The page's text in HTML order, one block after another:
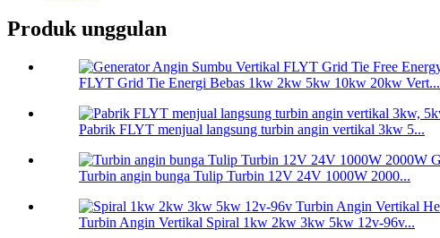
Produk unggulan
FLYT Grid Tie Energi Bebas 1kw 2kw 5kw 10kw 20kw Vert...
Pabrik FLYT menjual langsung turbin angin vertikal 3kw 5...
Turbin angin bunga Tulip Turbin 12V 24V 1000W 2000...
Turbin Angin Vertikal Spiral 1kw 2kw 3kw 5kw 12v-96v...